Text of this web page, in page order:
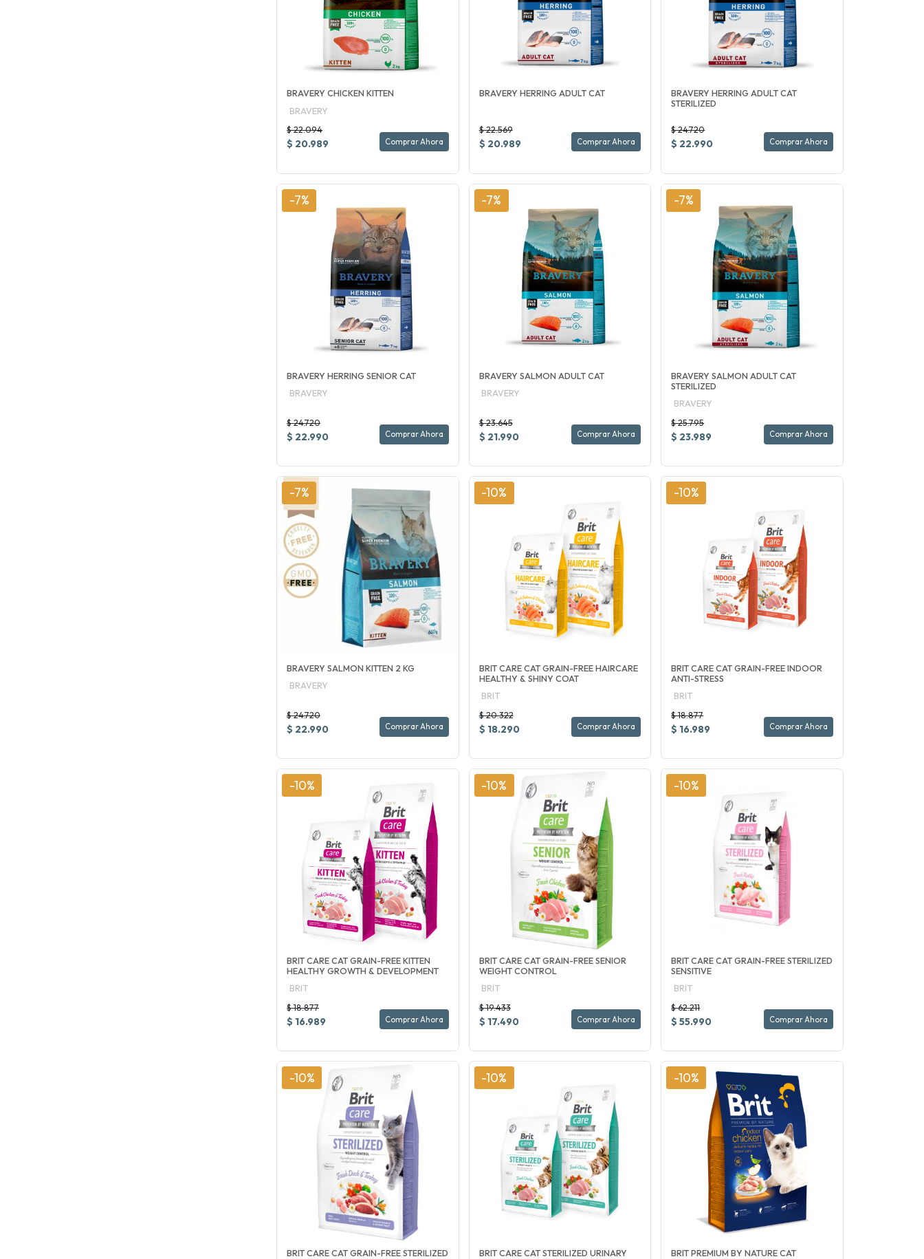
BRAVERY CHICKEN KITTEN
BRAVERY
$ 22.094
$ 20.989 Comprar Ahora
BRAVERY HERRING ADULT CAT
$ 22.569
$ 20.989 Comprar Ahora
BRAVERY HERRING ADULT CAT
STERILIZED
$ 24.720
$ 22.990 Comprar Ahora
-7%
BRAVERY HERRING SENIOR CAT
BRAVERY
$ 24.720
$ 22.990 Comprar Ahora
-7%
BRAVERY SALMON ADULT CAT
BRAVERY
$ 23.645
$ 21.990 Comprar Ahora
-7%
BRAVERY SALMON ADULT CAT
STERILIZED
BRAVERY
$ 25.795
$ 23.989 Comprar Ahora
-7%
BRAVERY SALMON KITTEN 2 KG
BRAVERY
$ 24.720
$ 22.990 Comprar Ahora
-10%
BRIT CARE CAT GRAIN-FREE HAIRCARE
HEALTHY & SHINY COAT
BRIT
$ 20.322
$ 18.290 Comprar Ahora
-10%
BRIT CARE CAT GRAIN-FREE INDOOR
ANTI-STRESS
BRIT
$ 18.877
$ 16.989 Comprar Ahora
-10%
BRIT CARE CAT GRAIN-FREE KITTEN
HEALTHY GROWTH & DEVELOPMENT
BRIT
$ 18.877
$ 16.989 Comprar Ahora
-10%
BRIT CARE CAT GRAIN-FREE SENIOR
WEIGHT CONTROL
BRIT
$ 19.433
$ 17.490 Comprar Ahora
-10%
BRIT CARE CAT GRAIN-FREE STERILIZED
SENSITIVE
BRIT
$ 62.211
$ 55.990 Comprar Ahora
-10%
BRIT CARE CAT GRAIN-FREE STERILIZED
-10%
BRIT CARE CAT STERILIZED URINARY
-10%
BRIT PREMIUM BY NATURE CAT